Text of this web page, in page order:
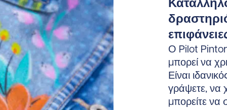
Ο Pilot Pintor
μπορεί να
Είναι
γράψετε, να
μπορείτε να